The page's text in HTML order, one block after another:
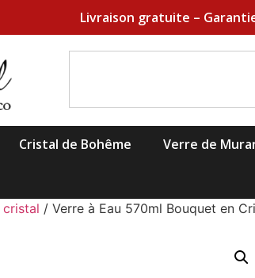
Livraison gratuite –
Cristal de Bohême Verre de
cristal / Verre à Eau 570ml Bouquet en